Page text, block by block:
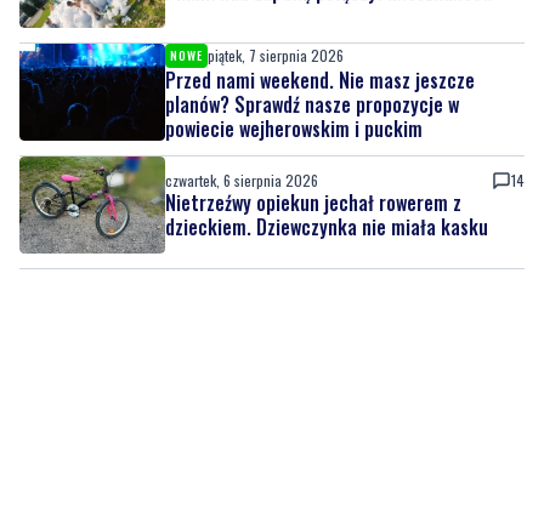
powiecie wejherowskim i puckim
czwartek, 6 sierpnia 2026
Nietrzeźwy opiekun jechał rowerem z
dzieckiem. Dziewczynka nie miała kasku